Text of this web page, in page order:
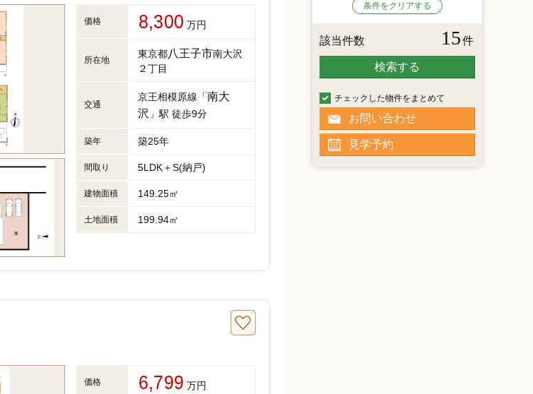
価格 8,300 万円
所在地
東京都八王子市南大沢
２丁目
交通
京王相模原線「南大
沢 」駅 徒歩9分
築年 築25年
間取り 5LDK＋S(納戸)
建物面積 149.25㎡
土地面積 199.94㎡
価格 6,799 万円
条件をクリアする
該当件数 15件
検索する
チェックした物件をまとめて
お問い合わせ
見学予約